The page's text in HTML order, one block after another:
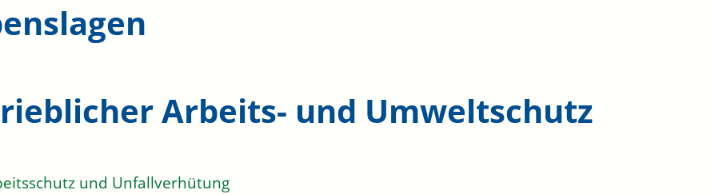
Arbeits- und Umweltschutz
und Unfallverhütung